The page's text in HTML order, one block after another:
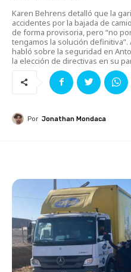
Karen Behrens detalló que la
accidentes por la bajada de
de forma provisoria, pero “no
tengamos la solución
habló sobre la seguridad en
la elección de directivas en su
Por Jonathan Mondaca